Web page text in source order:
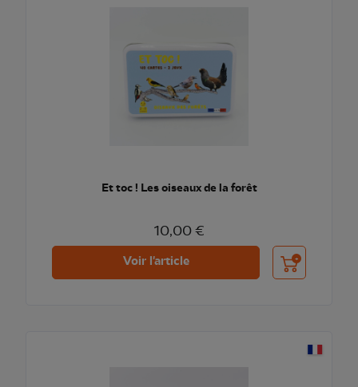
Et toc ! Les oiseaux de la forêt
10,00 €
Voir l'article Ajouter au